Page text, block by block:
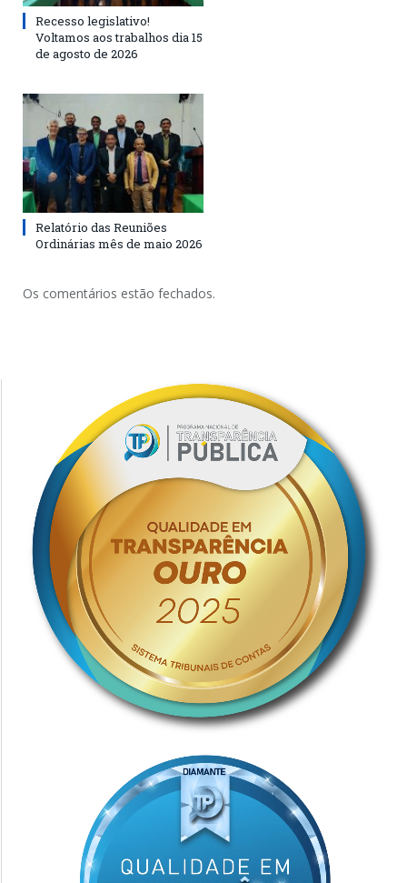
Recesso legislativo!
Voltamos aos trabalhos dia 15
de agosto de 2026
Relatório das Reuniões
Ordinárias mês de maio 2026
Os comentários estão fechados.